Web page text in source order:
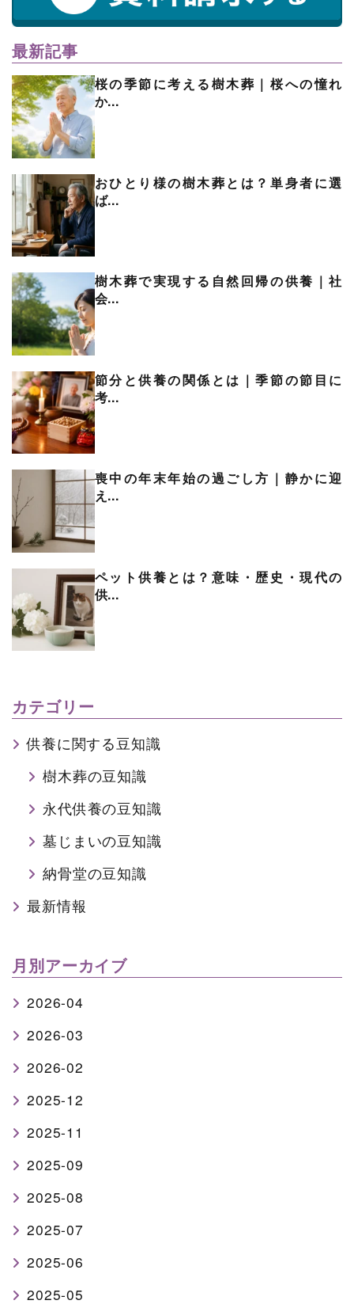
最新記事
桜の季節に考える樹木葬｜桜への憧れ
か...
おひとり様の樹木葬とは？単身者に選
ば...
樹木葬で実現する自然回帰の供養｜社
会...
節分と供養の関係とは｜季節の節目に
考...
喪中の年末年始の過ごし方｜静かに迎
え...
ペット供養とは？意味・歴史・現代の
供...
カテゴリー
供養に関する豆知識
樹木葬の豆知識
永代供養の豆知識
墓じまいの豆知識
納骨堂の豆知識
最新情報
月別アーカイブ
2026-04
2026-03
2026-02
2025-12
2025-11
2025-09
2025-08
2025-07
2025-06
2025-05